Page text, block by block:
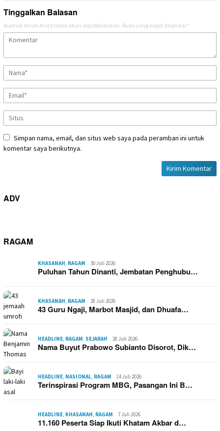
Tinggalkan Balasan
Alamat email Anda tidak akan dipublikasikan. Ruas yang wajib ditandai *
Simpan nama, email, dan situs web saya pada peramban ini untuk
komentar saya berikutnya.
ADV
RAGAM
KHASANAH, RAGAM 30 Juli 2026
Puluhan Tahun Dinanti, Jembatan Penghubu…
KHASANAH, RAGAM 28 Juli 2026
43 Guru Ngaji, Marbot Masjid, dan Dhuafa…
HEADLINE, RAGAM, SEJARAH 28 Juli 2026
Nama Buyut Prabowo Subianto Disorot, Dik…
HEADLINE, NASIONAL, RAGAM 14 Juli 2026
Terinspirasi Program MBG, Pasangan Ini B…
HEADLINE, KHASANAH, RAGAM 7 Juli 2026
11.160 Peserta Siap Ikuti Khatam Akbar d…